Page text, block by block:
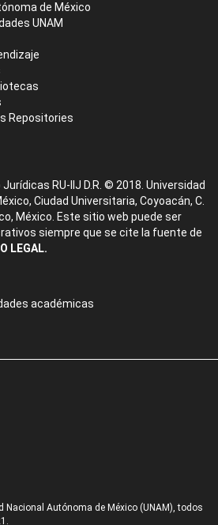
de México
UNAM
Repositories
RU-IIJ D.R. © 2018. Universidad
Ciudad Universitaria, Coyoacán, C.
México. Este sitio web puede ser
siempre que se cite la fuente de
LEGAL.
académicas
Nacional Autónoma de México (UNAM), todos